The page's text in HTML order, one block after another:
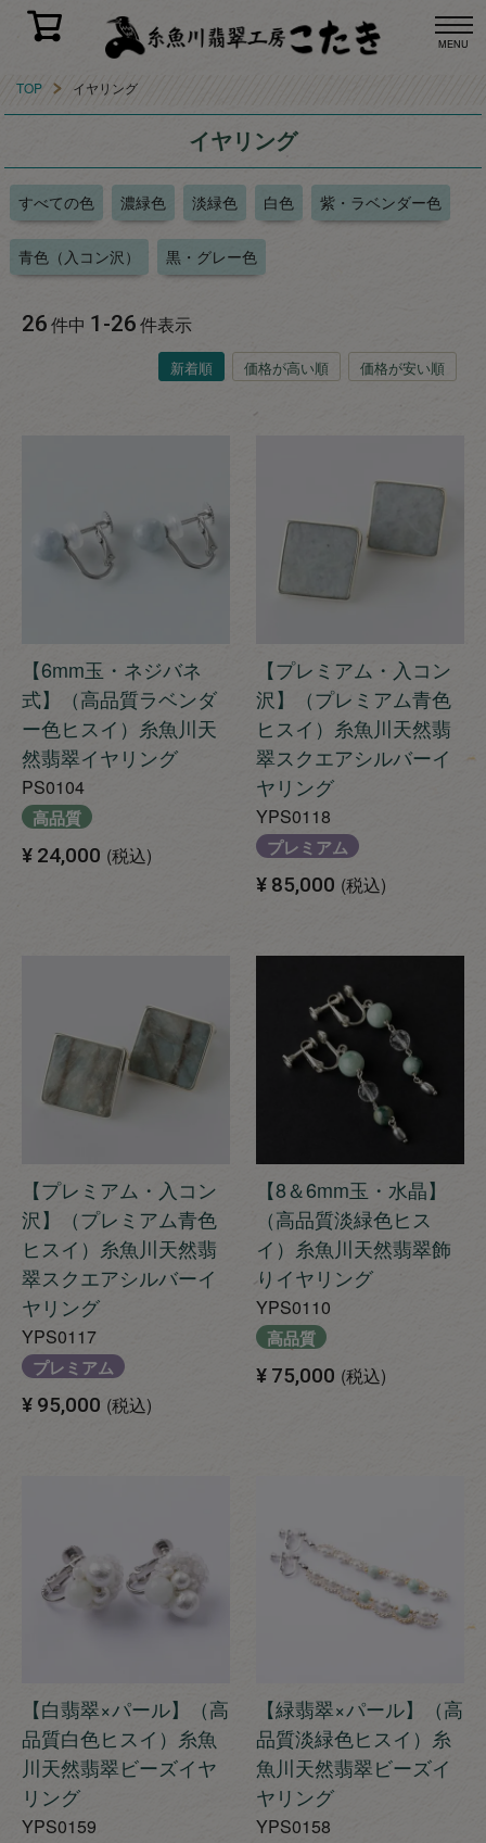
MENU
TOP イヤリング
イヤリング
すべての色 濃緑色 淡緑色 白色 紫・ラベンダー色
青色（入コン沢） 黒・グレー色
新着順 価格が高い順 価格が安い順
26件中 1 -26件表示
【6mm玉・ネジバネ
式】（高品質ラベンダ
ー色ヒスイ）糸魚川天
然翡翠イヤリング
PS0104
高品質
¥ 24,000 税込
【プレミアム・入コン
沢】（プレミアム青色
ヒスイ）糸魚川天然翡
翠スクエアシルバーイ
ヤリング
YPS0118
プレミアム
¥ 85,000 税込
【プレミアム・入コン
沢】（プレミアム青色
ヒスイ）糸魚川天然翡
翠スクエアシルバーイ
ヤリング
YPS0117
プレミアム
¥ 95,000 税込
【8＆6mm玉・水晶】
（高品質淡緑色ヒス
イ）糸魚川天然翡翠飾
りイヤリング
YPS0110
高品質
¥ 75,000 税込
【白翡翠×パール】（高
品質白色ヒスイ）糸魚
川天然翡翠ビーズイヤ
リング
YPS0159
【緑翡翠×パール】（高
品質淡緑色ヒスイ）糸
魚川天然翡翠ビーズイ
ヤリング
YPS0158